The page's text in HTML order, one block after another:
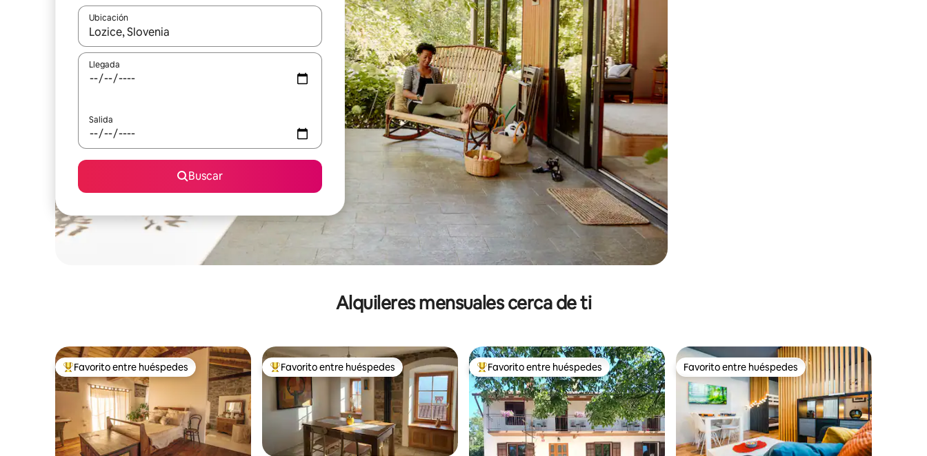
Ubicación
Cuando los resultados estén disponibles, navega con las teclas de flecha hacia arriba y hacia abajo o explora con el tacto o desliza el dedo.
Llegada
Salida
Buscar
Alquileres mensuales cerca de ti
Favorito entre huéspedes preferido
Favorito entre huéspedes Favorito entre huéspedes preferido
Favorito entre huéspedes Favorito entre huéspedes preferido
Favorito entre huéspedes Favorito entre huéspedes
Favorito entre huéspedes